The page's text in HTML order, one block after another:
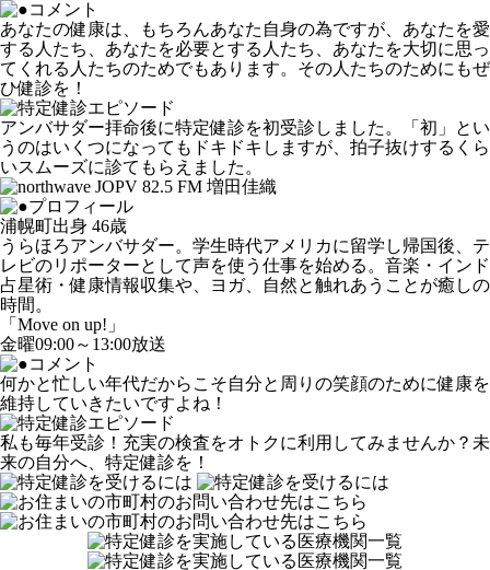
あなたの健康は、もちろんあなた自身の為ですが、あなたを愛
する人たち、あなたを必要とする人たち、あなたを大切に思っ
てくれる人たちのためでもあります。その人たちのためにもぜ
ひ健診を！
アンバサダー拝命後に特定健診を初受診しました。「初」とい
うのはいくつになってもドキドキしますが、拍子抜けするくら
いスムーズに診てもらえました。
浦幌町出身 46歳
うらほろアンバサダー。学生時代アメリカに留学し帰国後、テ
レビのリポーターとして声を使う仕事を始める。音楽・インド
占星術・健康情報収集や、ヨガ、自然と触れあうことが癒しの
時間。
「Move on up!」
金曜09:00～13:00放送
何かと忙しい年代だからこそ自分と周りの笑顔のために健康を
維持していきたいですよね！
私も毎年受診！充実の検査をオトクに利用してみませんか？未
来の自分へ、特定健診を！